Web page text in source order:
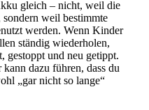
gleich – nicht, weil die
weil bestimmte
werden. Wenn Kinder
ständig wiederholen,
gestoppt und neu getippt.
dazu führen, dass du
„gar nicht so lange“